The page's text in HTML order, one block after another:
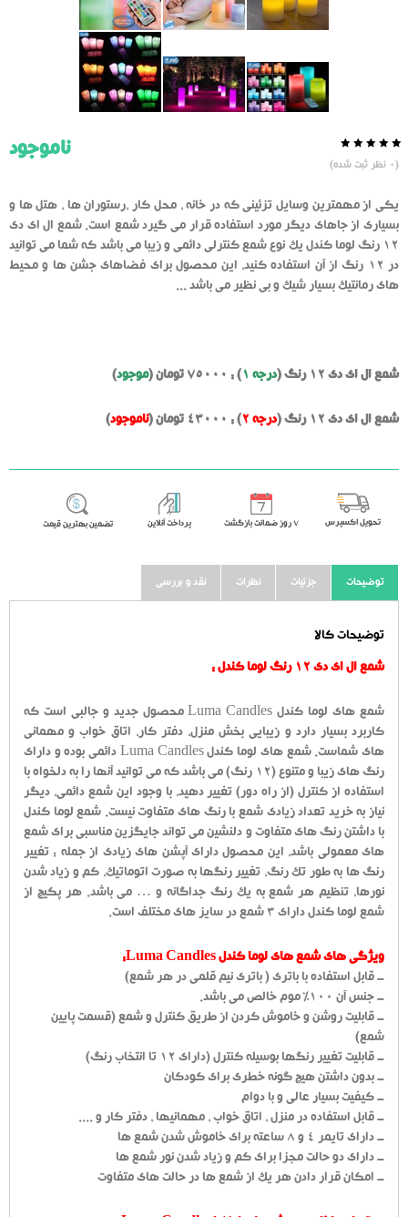
از
رای
دهنده
(
0 نظر ثبت شده)
ناموجود
یکی از مهمترین وسایل تزئینی که در خانه ، محل کار ،رستوران ها ، هتل ها و
بسیاری از جاهای دیگر مورد استفاده قرار می گیرد شمع است. شمع ال ای دی
۱۲ رنگ لوما کندل یک نوع شمع کنترلی دائمی و زیبا می باشد که شما می توانید
در ۱۲ رنگ از آن استفاده کنید، این محصول برای فضاهای جشن ها و محیط
های رمانتیک بسیار شیک و بی نظیر می باشد ...
شمع ال ای دی 12 رنگ ( درجه 1 ) : 75000 تومان ( موجود)
شمع ال ای دی 12 رنگ ( درجه 2 ) : 43000 تومان ( ناموجود)
تحویل اکسپرس ٧ روز ضمانت بازگشت پرداخت آنلاین تضمین بهترین قیمت
توضیحات جزئیات نظرات نقد و بررسی
توضیحات کالا
شمع ال ای دی 12 رنگ لوما کندل :
شمع های لوما کندل Luma Candles محصول جدید و جالبی است که
کاربرد بسیار دارد و زیبایی بخش منزل، دفتر کار، اتاق خواب و مهمانی
های شماست. شمع های لوما کندل Luma Candles دائمی بوده و دارای
رنگ های زیبا و متنوع (12 رنگ) می باشد که می توانید آنها را به دلخواه با
استفاده از کنترل (از راه دور) تغییر دهید، با وجود این شمع دائمی، دیگر
نیاز به خرید تعداد زیادی شمع با رنگ های متفاوت نیست. شمع لوما کندل
با داشتن رنگ های متفاوت و دلنشین می تواند جایگزین مناسبی برای شمع
های معمولی باشد، این محصول دارای آپشن های زیادی از جمله : تغییر
رنگ ها به طور تک رنگ، تغییر رنگها به صورت اتوماتیک، کم و زیاد شدن
نورها، تنظیم هر شمع به یک رنگ جداگانه و … می باشد. هر پکیج از
شمع لوما کندل دارای 3 شمع در سایز های مختلف است.
ویژگی های شمع های لوما کندل Luma Candles:
- قابل استفاده با باتری ( باتری نیم قلمی در هر شمع)
- جنس آن 100% موم خالص می باشد.
- قابلیت روشن و خاموش کردن از طریق کنترل و شمع (قسمت پایین
شمع)
- قابلیت تغییر رنگها بوسیله کنترل (دارای ۱۲ تا انتخاب رنگ)
- بدون داشتن هیچ گونه خطری برای کودکان
- کیفیت بسیار عالی و با دوام
- قابل استفاده در منزل ، اتاق خواب ، مهمانیها ، دفتر کار و ....
- دارای تایمر 4 و 8 ساعته برای خاموش شدن شمع ها
- دارای دو حالت مجزا برای کم و زیاد شدن نور شمع ها
- امکان قرار دادن هر یک از شمع ها در حالت های متفاوت